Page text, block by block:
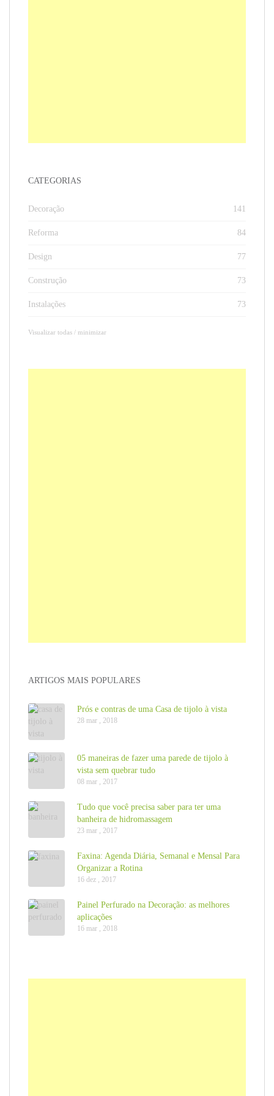
CATEGORIAS
Decoração 141
Reforma 84
Design 77
Construção 73
Instalações 73
Visualizar todas / minimizar
ARTIGOS MAIS POPULARES
Prós e contras de uma Casa de tijolo à vista
28 mar , 2018
05 maneiras de fazer uma parede de tijolo à
vista sem quebrar tudo
08 mar , 2017
Tudo que você precisa saber para ter uma
banheira de hidromassagem
23 mar , 2017
Faxina: Agenda Diária, Semanal e Mensal Para
Organizar a Rotina
16 dez , 2017
Painel Perfurado na Decoração: as melhores
aplicações
16 mar , 2018